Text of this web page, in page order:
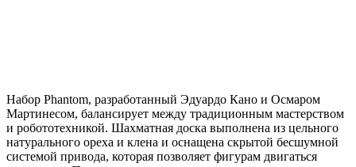
Набор Phantom, разработанный Эдуардо Кано и Осмаром
Мартинесом, балансирует между традиционным мастерством
и робототехникой. Шахматная доска выполнена из цельного
натурального ореха и клена и оснащена скрытой бесшумной
системой привода, которая позволяет фигурам двигаться